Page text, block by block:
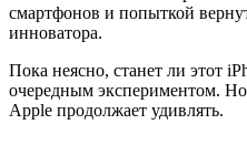
смартфонов и попыткой
инноватора.
Пока неясно, станет ли этот
очередным экспериментом.
Apple продолжает удивлять.